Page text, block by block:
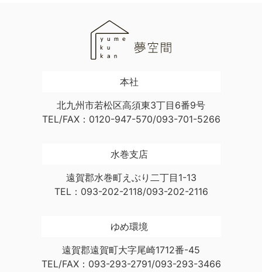
本社
北九州市若松区高須東3丁目6番9号
TEL/FAX：0120-947-570/093-701-5266
水巻支店
遠賀郡水巻町えぶり二丁目1-13
TEL：093-202-2118/093-202-2116
ゆめ環境
遠賀郡遠賀町大字尾崎1712番-45
TEL/FAX：093-293-2791/093-293-3466